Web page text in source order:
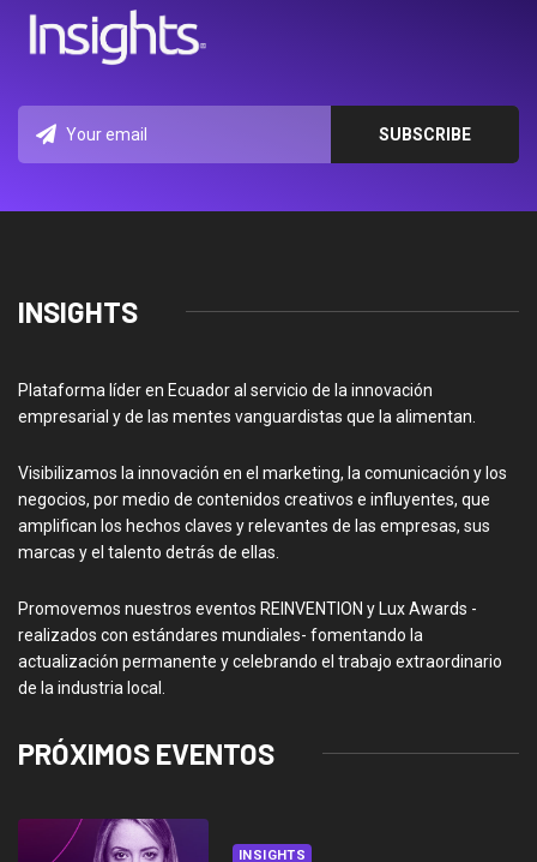
INSIGHTS
Plataforma líder en Ecuador al servicio de la innovación
empresarial y de las mentes vanguardistas que la alimentan.
Visibilizamos la innovación en el marketing, la comunicación y los
negocios, por medio de contenidos creativos e influyentes, que
amplifican los hechos claves y relevantes de las empresas, sus
marcas y el talento detrás de ellas.
Promovemos nuestros eventos REINVENTION y Lux Awards -
realizados con estándares mundiales- fomentando la
actualización permanente y celebrando el trabajo extraordinario
de la industria local.
PRÓXIMOS EVENTOS
INSIGHTS